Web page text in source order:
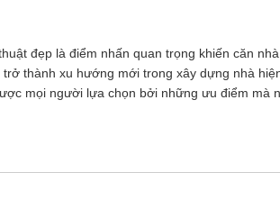
đẹp là điểm nhấn quan trọng khiến căn
trở thành xu hướng mới trong xây dựng nhà
mọi người lựa chọn bởi những ưu điểm mà